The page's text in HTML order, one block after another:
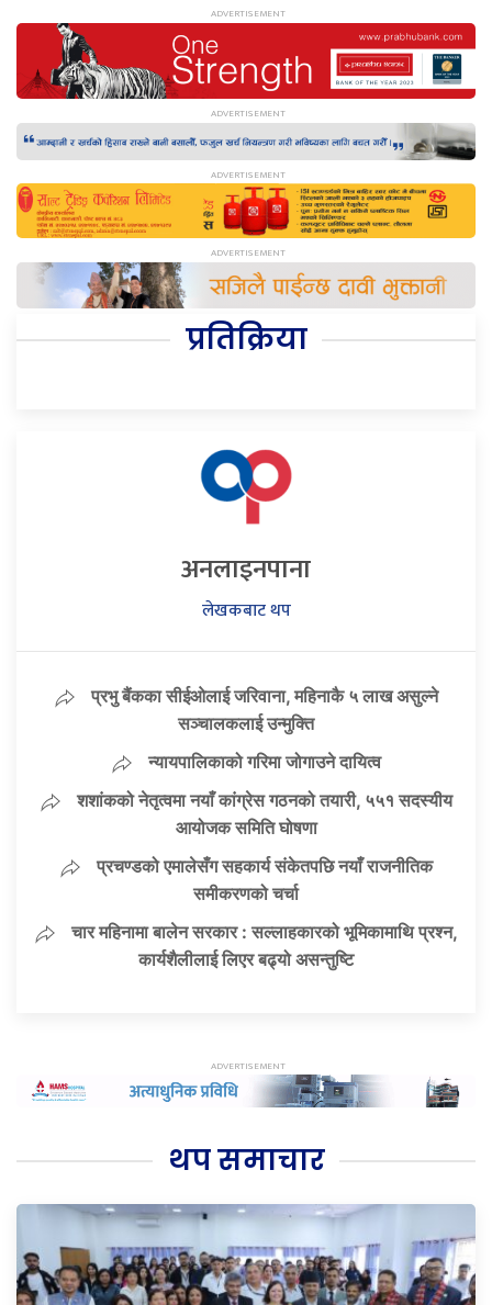
प्रतिक्रिया
अनलाइनपाना
लेखकबाट थप
प्रभु बैंकका सीईओलाई जरिवाना, महिनाकै ५ लाख असुल्ने
सञ्चालकलाई उन्मुक्ति
न्यायपालिकाको गरिमा जोगाउने दायित्व
शशांकको नेतृत्वमा नयाँ कांग्रेस गठनको तयारी, ५५१ सदस्यीय
आयोजक समिति घोषणा
प्रचण्डको एमालेसँग सहकार्य संकेतपछि नयाँ राजनीतिक
समीकरणको चर्चा
चार महिनामा बालेन सरकार : सल्लाहकारको भूमिकामाथि प्रश्न,
कार्यशैलीलाई लिएर बढ्यो असन्तुष्टि
थप समाचार